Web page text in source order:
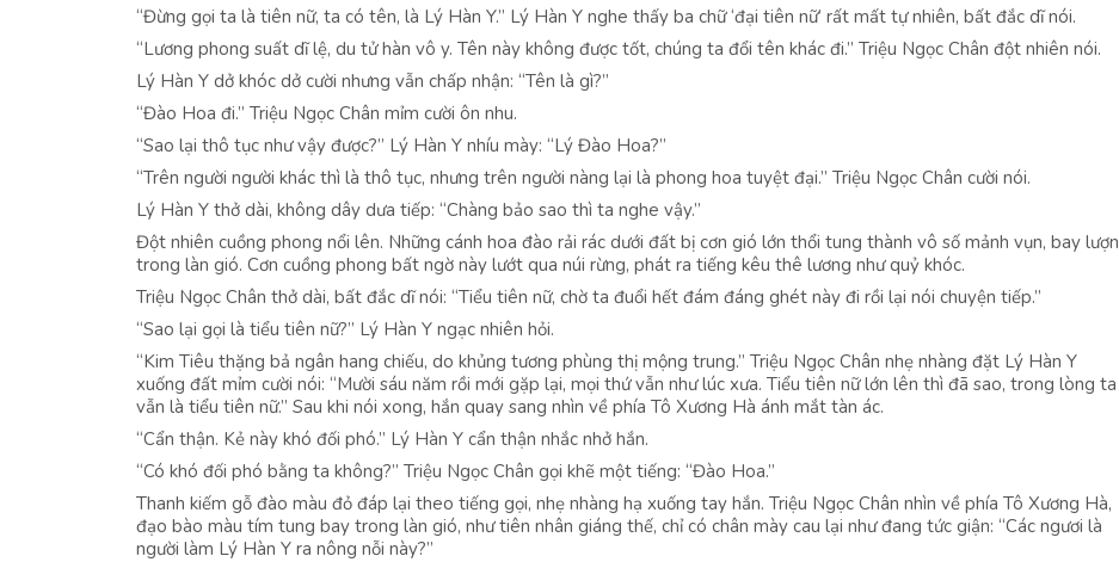
“Đừng gọi ta là tiên nữ, ta có tên, là Lý Hàn Y.” Lý Hàn Y nghe thấy ba chữ ‘đại tiên nữ’ rất mất tự nhiên, bất đắc dĩ nói.
“Lương phong suất dĩ lệ, du tử hàn vô y. Tên này không được tốt, chúng ta đổi tên khác đi.” Triệu Ngọc Chân đột nhiên nói.
Lý Hàn Y dở khóc dở cười nhưng vẫn chấp nhận: “Tên là gì?”
“Đào Hoa đi.” Triệu Ngọc Chân mỉm cười ôn nhu.
“Sao lại thô tục như vậy được?” Lý Hàn Y nhíu mày: “Lý Đào Hoa?”
“Trên người người khác thì là thô tục, nhưng trên người nàng lại là phong hoa tuyệt đại.” Triệu Ngọc Chân cười nói.
Lý Hàn Y thở dài, không dây dưa tiếp: “Chàng bảo sao thì ta nghe vậy.”
Đột nhiên cuồng phong nổi lên. Những cánh hoa đào rải rác dưới đất bị cơn gió lớn thổi tung thành vô số mảnh vụn, bay lượn
trong làn gió. Cơn cuồng phong bất ngờ này lướt qua núi rừng, phát ra tiếng kêu thê lương như quỷ khóc.
Triệu Ngọc Chân thở dài, bất đắc dĩ nói: “Tiểu tiên nữ, chờ ta đuổi hết đám đáng ghét này đi rồi lại nói chuyện tiếp.”
“Sao lại gọi là tiểu tiên nữ?” Lý Hàn Y ngạc nhiên hỏi.
“Kim Tiêu thặng bả ngân hang chiếu, do khủng tương phùng thị mộng trung.” Triệu Ngọc Chân nhẹ nhàng đặt Lý Hàn Y
xuống đất mỉm cười nói: “Mười sáu năm rồi mới gặp lại, mọi thứ vẫn như lúc xưa. Tiểu tiên nữ lớn lên thì đã sao, trong lòng ta
vẫn là tiểu tiên nữ.” Sau khi nói xong, hắn quay sang nhìn về phía Tô Xương Hà ánh mắt tàn ác.
“Cẩn thận. Kẻ này khó đối phó.” Lý Hàn Y cẩn thận nhắc nhở hắn.
“Có khó đối phó bằng ta không?” Triệu Ngọc Chân gọi khẽ một tiếng: “Đào Hoa.”
Thanh kiếm gỗ đào màu đỏ đáp lại theo tiếng gọi, nhẹ nhàng hạ xuống tay hắn. Triệu Ngọc Chân nhìn về phía Tô Xương Hà,
đạo bào màu tím tung bay trong làn gió, như tiên nhân giáng thế, chỉ có chân mày cau lại như đang tức giận: “Các ngươi là
người làm Lý Hàn Y ra nông nỗi này?”